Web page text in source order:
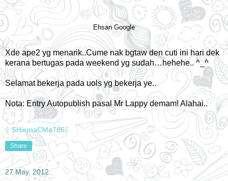
Ehsan Google
Xde ape2 yg menarik..Cume nak bgtaw den cuti ini hari dek
kerana bertugas pada weekend yg sudah…hehehe.. ^_^
Selamat bekerja pada uols yg bekerja ye..
Nota: Entry Autopublish pasal Mr Lappy demam! Alahai..
☾SHiemaCMa786☾
Share
27 May, 2012